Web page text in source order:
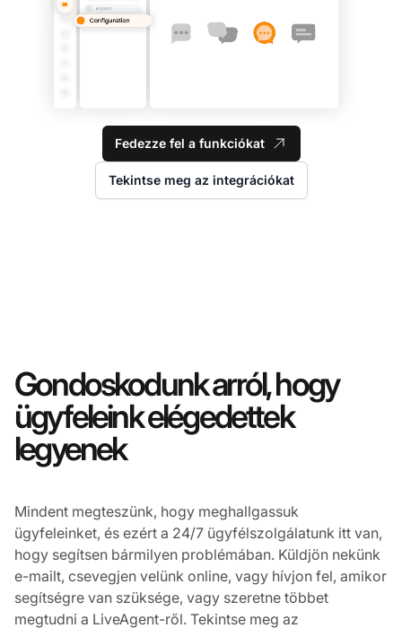
Fedezze fel a funkciókat
Tekintse meg az integrációkat
Gondoskodunk arról, hogy
ügyfeleink elégedettek
legyenek
Mindent megteszünk, hogy meghallgassuk
ügyfeleinket, és ezért a 24/7 ügyfélszolgálatunk itt van,
hogy segítsen bármilyen problémában. Küldjön nekünk
e-mailt, csevegjen velünk online, vagy hívjon fel, amikor
segítségre van szüksége, vagy szeretne többet
megtudni a LiveAgent-ről. Tekintse meg az